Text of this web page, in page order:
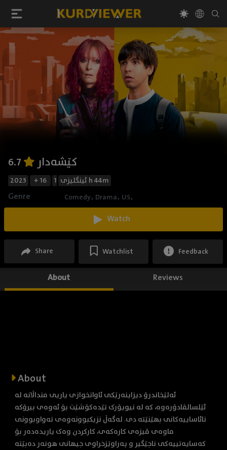
کێشەدار
2023 + 16 ئینگلیزی 1h 44m
Genre Comedy, Drama, US,
Watch
Share Watchlist Feedback
About Reviews
About
ئەلێخاندرۆ دیزاینەرێکی ئاواتخوازی یاریی منداڵانە لە
ئێلسالڤادۆرەوە، کە لە نیویۆرک تێدەکۆشێت بۆ ئەوەی بیرۆکە
نائاساییەکانی بهێنێتە دی. لەگەڵ نزیکبوونەوەی تەواوبوونی
ماوەی ڤیزەی کارەکەی، کارکردن وەک یاریدەدەر بۆ
کەسایەتییەکی ناجێگیر و پەراوێزخراوی جیهانی هونەر دەبێتە